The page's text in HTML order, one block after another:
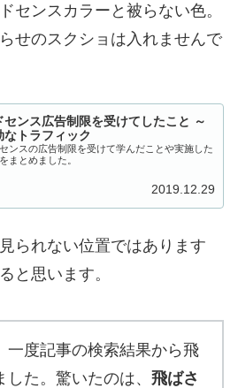
センスカラーと被らない色。
せのスクショは入れませんで
センス広告制限を受けてしたこと ～
なトラフィック
ンスの広告制限を受けて学んだことや実施した
まとめました。
2019.12.29
られない位置ではあります
と思います。
一度記事の検索結果から飛
した。驚いたのは、 飛ばさ